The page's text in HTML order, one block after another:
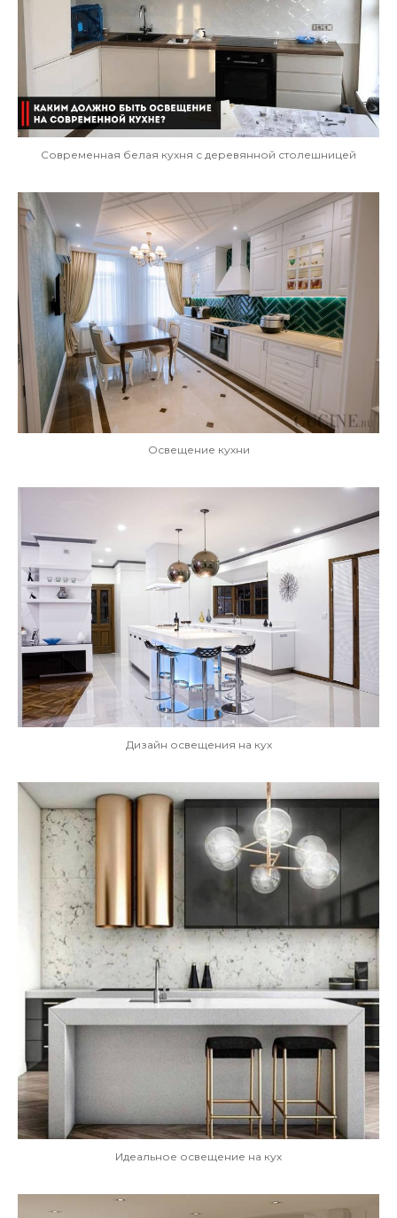
Современная белая кухня с деревянной столешницей
Освещение кухни
Дизайн освещения на кух
Идеальное освещение на кух